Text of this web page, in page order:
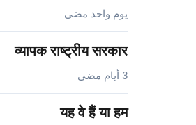
يوم واحد مضى
व्यापक राष्ट्रीय सरकार
3 أيام مضى
यह वे हैं या हम